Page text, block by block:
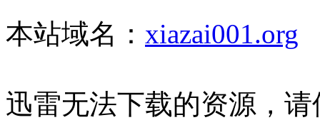
本站域名： xiazai001.org
迅雷无法下载的资源，请